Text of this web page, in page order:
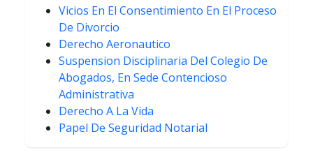
Vicios En El Consentimiento En El Proceso
De Divorcio
Derecho Aeronautico
Suspension Disciplinaria Del Colegio De
Abogados, En Sede Contencioso
Administrativa
Derecho A La Vida
Papel De Seguridad Notarial